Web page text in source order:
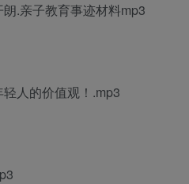
.亲子教育事迹材料mp3
轻人的价值观！.mp3